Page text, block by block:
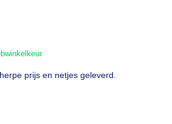
prijs en netjes geleverd.